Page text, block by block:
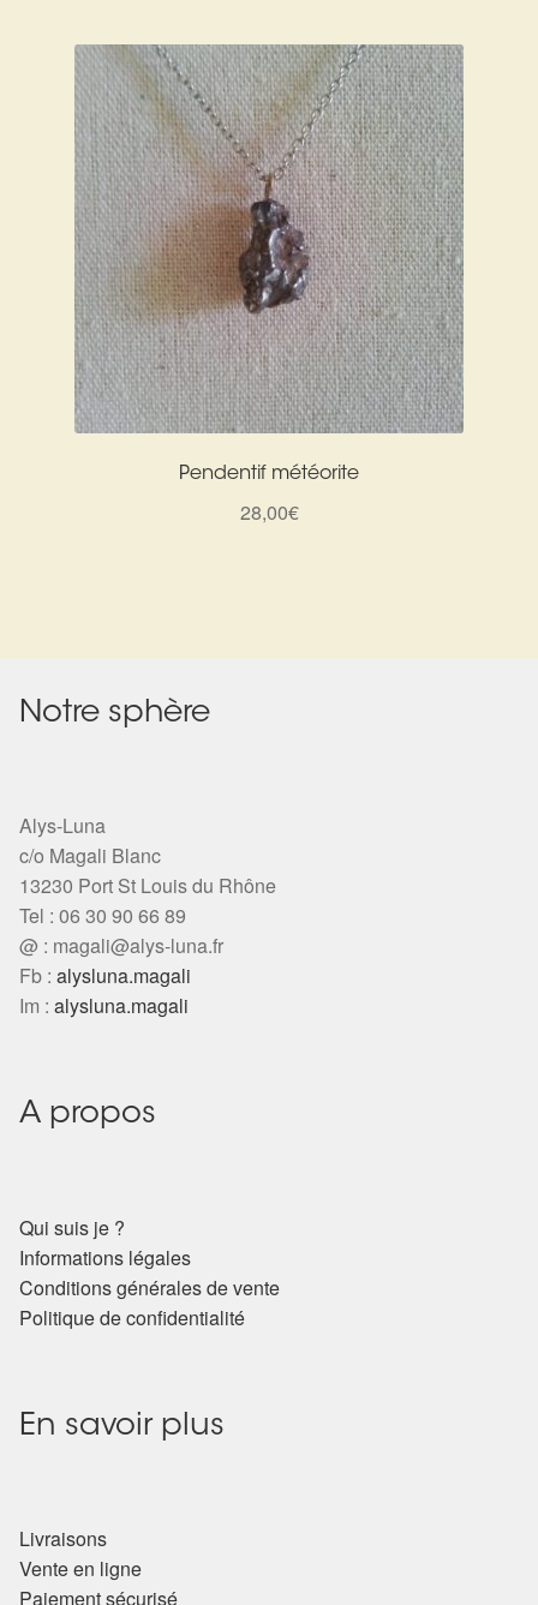
Pendentif météorite
28,00€
Notre sphère
Alys-Luna
c/o Magali Blanc
13230 Port St Louis du Rhône
Tel : 06 30 90 66 89
@ : magali@alys-luna.fr
Fb : alysluna.magali
Im : alysluna.magali
A propos
Qui suis je ?
Informations légales
Conditions générales de vente
Politique de confidentialité
En savoir plus
Livraisons
Vente en ligne
Paiement sécurisé